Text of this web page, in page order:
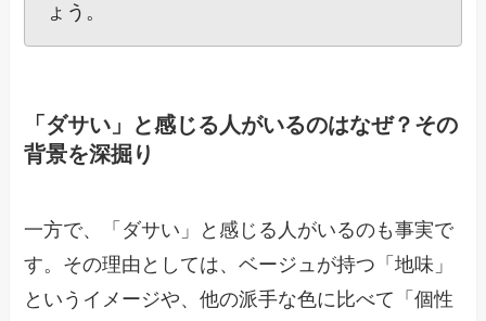
ょう。
「ダサい」と感じる人がいるのはなぜ？その
背景を深掘り
一方で、「ダサい」と感じる人がいるのも事実で
す。その理由としては、ベージュが持つ「地味」
というイメージや、他の派手な色に比べて「個性